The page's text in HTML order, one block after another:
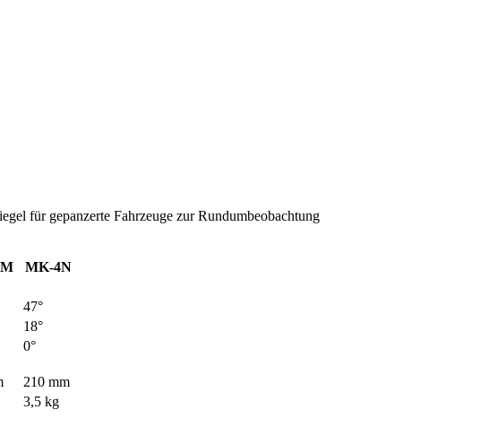
für gepanzerte Fahrzeuge zur Rundumbeobachtung
MK-4N
47°
18°
0°
210 mm
3,5 kg